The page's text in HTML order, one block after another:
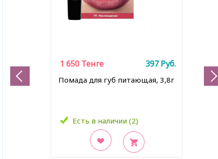
Помада для губ питающая, 3,8г
Есть в наличии (2)
1 650 Тенге 397Руб.